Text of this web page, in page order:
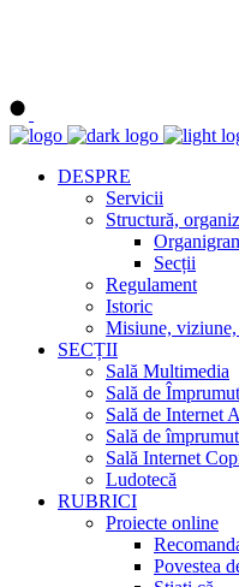
DESPRE
Servicii
Structură,
Secții
Regulament
Istoric
Misiune,
SECȚII
Sală Multimedia
Sală de
Sală de Internet
Sală de
Sală Internet
Ludotecă
RUBRICI
Proiecte online
Povestea